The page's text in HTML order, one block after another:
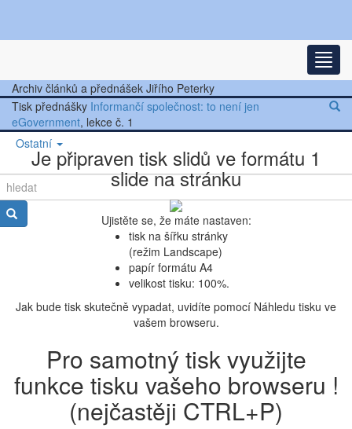
Nejnovější články
Další články
Přednášky
Ostatní
Archiv článků a přednášek Jiřího Peterky
Tisk přednášky Informančí společnost: to není jen
eGovernment, lekce č. 1
Je připraven tisk slidů ve formátu 1
slide na stránku
Ujistěte se, že máte nastaven:
tisk na šířku stránky
(režim Landscape)
papír formátu A4
velikost tisku: 100%.
Jak bude tisk skutečně vypadat, uvidíte pomocí Náhledu tisku ve
vašem browseru.
Pro samotný tisk využijte
funkce tisku vašeho browseru !
(nejčastěji CTRL+P)